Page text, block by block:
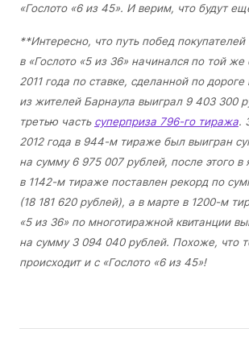
«Гослото «6 из 45». И верим, что будут
**Интересно, что путь побед покупателей
в «Гослото «5 из 36» начинался по той
2011 года по ставке, сделанной по
из жителей Барнаула выиграл 9 403 300
третью часть суперприза 796-го тиража.
2012 года в 944-м тираже был выигран
на сумму 6 975 007 рублей, после этого в
в 1142-м тираже поставлен рекорд по
(18 181 620 рублей), а в марте в 1200-м
«5 из 36» по многотиражной квитанции
на сумму 3 094 040 рублей. Похоже, что
происходит и с «Гослото «6 из 45»!